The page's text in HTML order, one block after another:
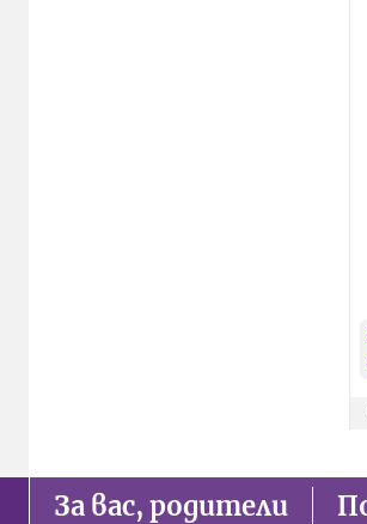
За вас, родители